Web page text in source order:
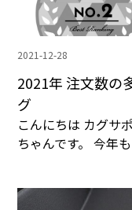
2021-12-28
2021年 注文数の
グ
こんにちは カグサ
ちゃんです。 今年